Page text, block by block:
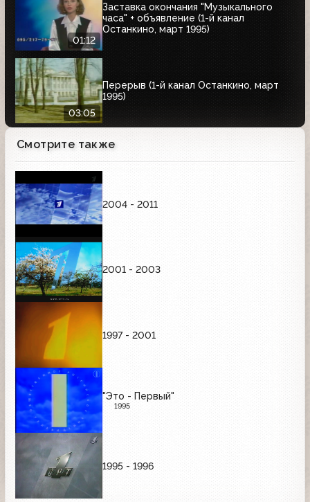
01:12
Заставка окончания "Музыкального
часа" + объявление (1-й канал
Останкино, март 1995)
03:05
Перерыв (1-й канал Останкино, март
1995)
Смотрите также
2004 - 2011
2001 - 2003
1997 - 2001
"Это - Первый"
1995
1995 - 1996